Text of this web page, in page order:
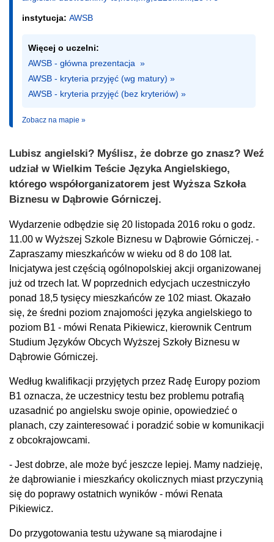
instytucja: AWSB
Więcej o uczelni:
AWSB - główna prezentacja  »
AWSB - kryteria przyjęć (wg matury) »
AWSB - kryteria przyjęć (bez kryteriów) »
Zobacz na mapie »
Lubisz angielski? Myślisz, że dobrze go znasz? Weź
udział w Wielkim Teście Języka Angielskiego,
którego współorganizatorem jest Wyższa Szkoła
Biznesu w Dąbrowie Górniczej.
Wydarzenie odbędzie się 20 listopada 2016 roku o godz.
11.00 w Wyższej Szkole Biznesu w Dąbrowie Górniczej. -
Zapraszamy mieszkańców w wieku od 8 do 108 lat.
Inicjatywa jest częścią ogólnopolskiej akcji organizowanej
już od trzech lat. W poprzednich edycjach uczestniczyło
ponad 18,5 tysięcy mieszkańców ze 102 miast. Okazało
się, że średni poziom znajomości języka angielskiego to
poziom B1 - mówi Renata Pikiewicz, kierownik Centrum
Studium Języków Obcych Wyższej Szkoły Biznesu w
Dąbrowie Górniczej.
Według kwalifikacji przyjętych przez Radę Europy poziom
B1 oznacza, że uczestnicy testu bez problemu potrafią
uzasadnić po angielsku swoje opinie, opowiedzieć o
planach, czy zainteresować i poradzić sobie w komunikacji
z obcokrajowcami.
- Jest dobrze, ale może być jeszcze lepiej. Mamy nadzieję,
że dąbrowianie i mieszkańcy okolicznych miast przyczynią
się do poprawy ostatnich wyników - mówi Renata
Pikiewicz.
Do przygotowania testu używane są miarodajne i